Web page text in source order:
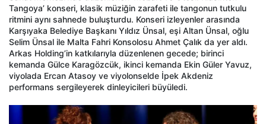
Tangoya’ konseri, klasik müziğin zarafeti ile tangonun tutkulu
ritmini aynı sahnede buluşturdu. Konseri izleyenler arasında
Karşıyaka Belediye Başkanı Yıldız Ünsal, eşi Altan Ünsal, oğlu
Selim Ünsal ile Malta Fahri Konsolosu Ahmet Çalık da yer aldı.
Arkas Holding’in katkılarıyla düzenlenen gecede; birinci
kemanda Gülce Karagözcük, ikinci kemanda Ekin Güler Yavuz,
viyolada Ercan Atasoy ve viyolonselde İpek Akdeniz
performans sergileyerek dinleyicileri büyüledi.